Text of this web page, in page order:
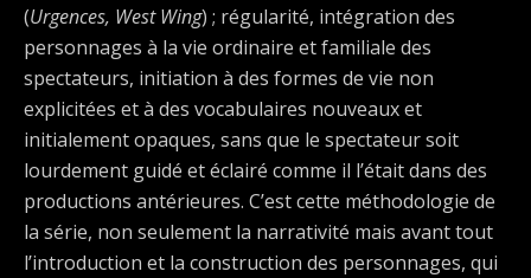
(Urgences, West Wing) ; régularité, intégration des
personnages à la vie ordinaire et familiale des
spectateurs, initiation à des formes de vie non
explicitées et à des vocabulaires nouveaux et
initialement opaques, sans que le spectateur soit
lourdement guidé et éclairé comme il l’était dans des
productions antérieures. C’est cette méthodologie de
la série, non seulement la narrativité mais avant tout
l’introduction et la construction des personnages, qui